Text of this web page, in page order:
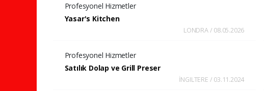
Profesyonel Hizmetler
Yasar's Kitchen
LONDRA / 08.05.2026
Profesyonel Hizmetler
Satılık Dolap ve Grill Preser
İNGILTERE / 03.11.2024